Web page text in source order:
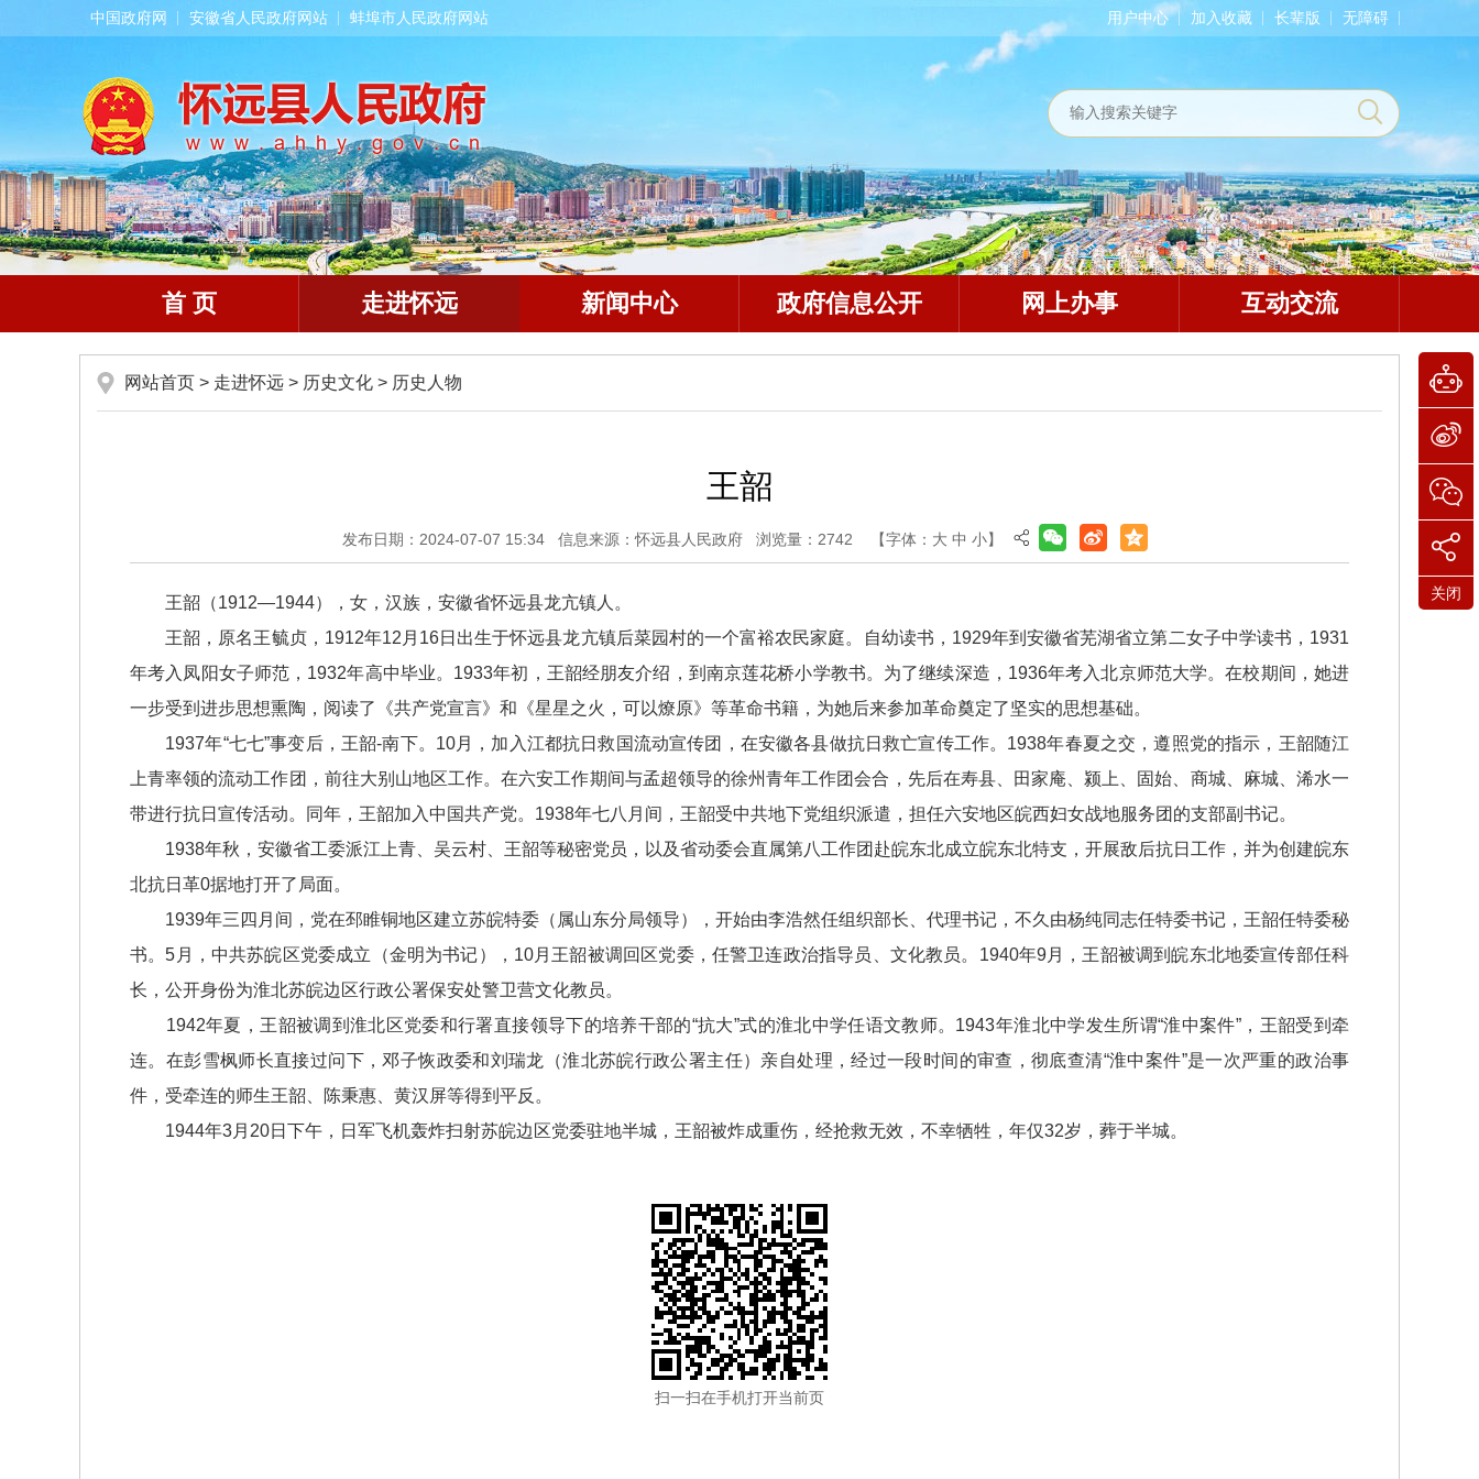
中国政府网 安徽省人民政府网站 蚌埠市人民政府网站 用户中心 加入收藏 长辈版 无障碍
首 页 走进怀远 新闻中心 政府信息公开 网上办事 互动交流
网站首页 > 走进怀远 > 历史文化 > 历史人物
王韶
发布日期：2024-07-07 15:34 信息来源：怀远县人民政府 浏览量： 2742 【字体： 大 中 小】
王韶（1912—1944），女，汉族，安徽省怀远县龙亢镇人。
王韶，原名王毓贞，1912年12月16日出生于怀远县龙亢镇后菜园村的一个富裕农民家庭。自幼读书，1929年到安徽省芜湖省立第二女子中学读书，1931
年考入凤阳女子师范，1932年高中毕业。1933年初，王韶经朋友介绍，到南京莲花桥小学教书。为了继续深造，1936年考入北京师范大学。在校期间，她进
一步受到进步思想熏陶，阅读了《共产党宣言》和《星星之火，可以燎原》等革命书籍，为她后来参加革命奠定了坚实的思想基础。
1937年“七七”事变后，王韶-南下。10月，加入江都抗日救国流动宣传团，在安徽各县做抗日救亡宣传工作。1938年春夏之交，遵照党的指示，王韶随江
上青率领的流动工作团，前往大别山地区工作。在六安工作期间与孟超领导的徐州青年工作团会合，先后在寿县、田家庵、颍上、固始、商城、麻城、浠水一
带进行抗日宣传活动。同年，王韶加入中国共产党。1938年七八月间，王韶受中共地下党组织派遣，担任六安地区皖西妇女战地服务团的支部副书记。
1938年秋，安徽省工委派江上青、吴云村、王韶等秘密党员，以及省动委会直属第八工作团赴皖东北成立皖东北特支，开展敌后抗日工作，并为创建皖东
北抗日革0据地打开了局面。
1939年三四月间，党在邳睢铜地区建立苏皖特委（属山东分局领导），开始由李浩然任组织部长、代理书记，不久由杨纯同志任特委书记，王韶任特委秘
书。5月，中共苏皖区党委成立（金明为书记），10月王韶被调回区党委，任警卫连政治指导员、文化教员。1940年9月，王韶被调到皖东北地委宣传部任科
长，公开身份为淮北苏皖边区行政公署保安处警卫营文化教员。
1942年夏，王韶被调到淮北区党委和行署直接领导下的培养干部的“抗大”式的淮北中学任语文教师。1943年淮北中学发生所谓“淮中案件”，王韶受到牵
连。在彭雪枫师长直接过问下，邓子恢政委和刘瑞龙（淮北苏皖行政公署主任）亲自处理，经过一段时间的审查，彻底查清“淮中案件”是一次严重的政治事
件，受牵连的师生王韶、陈秉惠、黄汉屏等得到平反。
1944年3月20日下午，日军飞机轰炸扫射苏皖边区党委驻地半城，王韶被炸成重伤，经抢救无效，不幸牺牲，年仅32岁，葬于半城。
扫一扫在手机打开当前页
关闭